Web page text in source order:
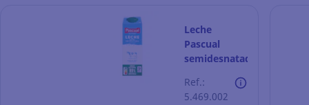
Leche
Pascual
semidesnatada
de 6 briks
Ref.:
5.469.002